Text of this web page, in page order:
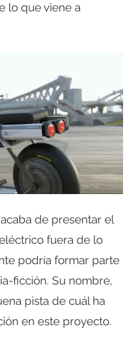
lo que viene a
de presentar el
fuera de lo
podría formar parte
ficción. Su nombre,
pista de cuál ha
en este proyecto.